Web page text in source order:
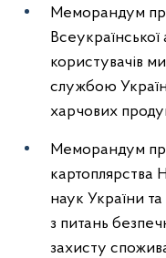
Меморандум
Всеукраїнської
користувачів
службою
харчових
Меморандум
картоплярства
наук України
з питань
захисту